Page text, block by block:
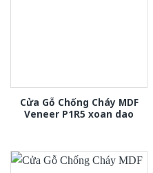
Cửa Gỗ Chống Cháy MDF
Veneer P1R5 xoan dao